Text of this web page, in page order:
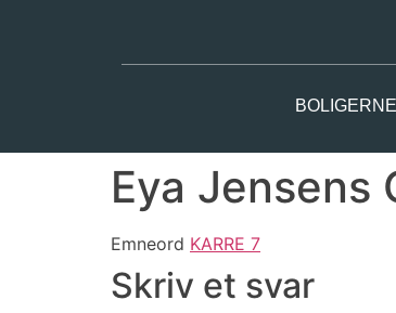
BOLIGERNE
Eya Jensens
Emneord KARRE 7
Skriv et svar